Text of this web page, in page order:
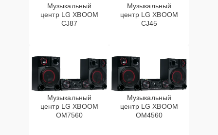
Музыкальный
центр LG XBOOM
CJ87
Музыкальный
центр LG XBOOM
CJ45
Музыкальный
центр LG XBOOM
OM7560
Музыкальный
центр LG XBOOM
OM4560